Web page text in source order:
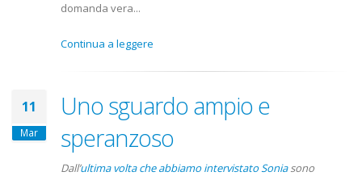
domanda vera...
Continua a leggere
11
Mar
Uno sguardo ampio e
speranzoso
Dall’ultima volta che abbiamo intervistato Soniasono